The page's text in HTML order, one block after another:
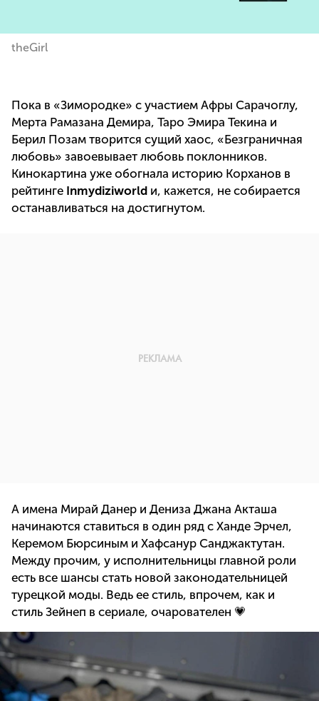
theGirl
Пока в «Зимородке» с участием Афры Сарачоглу,
Мерта Рамазана Демира, Таро Эмира Текина и
Берил Позам творится сущий хаос, «Безграничная
любовь» завоевывает любовь поклонников.
Кинокартина уже обогнала историю Корханов в
рейтинге Inmydiziworld и, кажется, не собирается
останавливаться на достигнутом.
А имена Мирай Данер и Дениза Джана Акташа
начинаются ставиться в один ряд с Ханде Эрчел,
Керемом Бюрсиным и Хафсанур Санджактутан.
Между прочим, у исполнительницы главной роли
есть все шансы стать новой законодательницей
турецкой моды. Ведь ее стиль, впрочем, как и
стиль Зейнеп в сериале, очарователен 💗